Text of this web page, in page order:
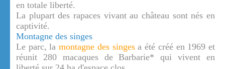
en totale liberté.
La plupart des rapaces vivant au château sont nés en
captivité.
Montagne des singes
Le parc, lamontagne des singesa été créé en 1969 et
réunit 280 macaques de Barbarie* qui vivent en